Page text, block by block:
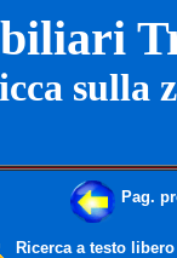
sulla
Pag.
Ricerca a testo libero